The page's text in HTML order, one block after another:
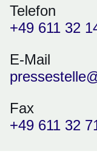
Telefon
+49 611 32
E-Mail
Fax
+49 611 32